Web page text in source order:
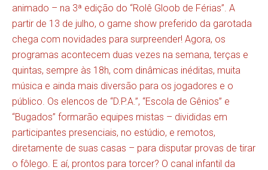
animado – na 3ª edição do “Rolê Gloob de Férias”. A
partir de 13 de julho, o game show preferido da garotada
chega com novidades para surpreender! Agora, os
programas acontecem duas vezes na semana, terças e
quintas, sempre às 18h, com dinâmicas inéditas, muita
música e ainda mais diversão para os jogadores e o
público. Os elencos de “D.P.A.”, “Escola de Gênios” e
“Bugados” formarão equipes mistas – divididas em
participantes presenciais, no estúdio, e remotos,
diretamente de suas casas – para disputar provas de tirar
o fôlego. E aí, prontos para torcer? O canal infantil da